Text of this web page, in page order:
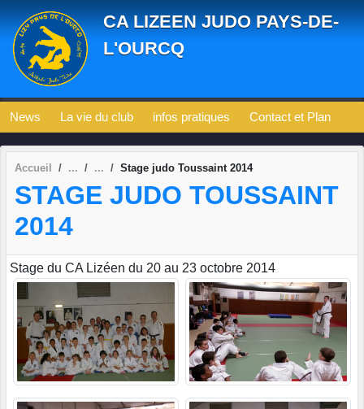
CA LIZEEN JUDO PAYS-DE-
L'OURCQ
News La vie du club infos pratiques Contact et Plan
Accueil Stage judo Toussaint 2014
STAGE JUDO TOUSSAINT
2014
Stage du CA Lizéen du 20 au 23 octobre 2014
Panneau de gestion des cookies